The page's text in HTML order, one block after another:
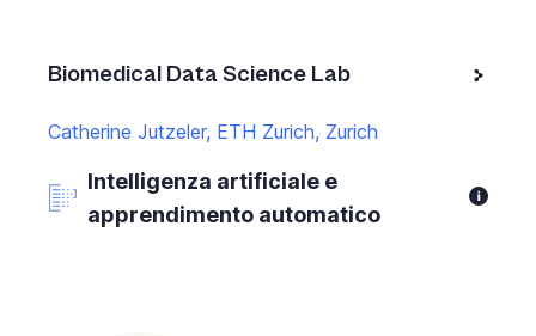
Biomedical Data Science Lab
Catherine Jutzeler, ETH Zurich, Zurich
Intelligenza artificiale e
apprendimento automatico